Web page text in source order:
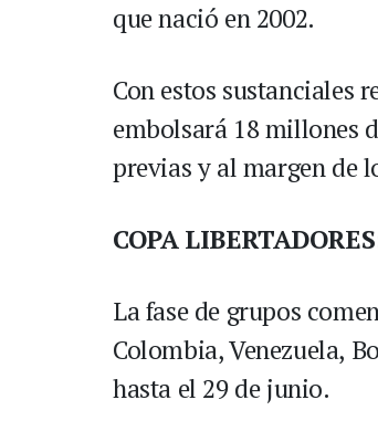
que nació en 2002.
Con estos sustanciales
embolsará 18 millones
previas y al margen de
COPA
La fase de grupos
Colombia, Venezuela,
hasta el 29 de junio.